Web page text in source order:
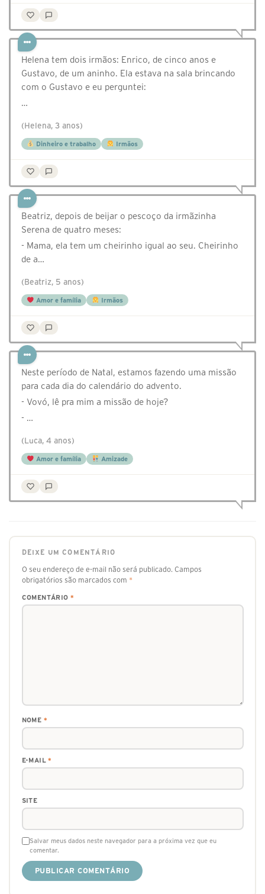
Helena tem dois irmãos: Enrico, de cinco anos e
Gustavo, de um aninho. Ela estava na sala brincando
com o Gustavo e eu perguntei:
…
(Helena, 3 anos)
Dinheiro e trabalho Irmãos
Beatriz, depois de beijar o pescoço da irmãzinha
Serena de quatro meses:
- Mama, ela tem um cheirinho igual ao seu. Cheirinho
de a…
(Beatriz, 5 anos)
Amor e família Irmãos
Neste período de Natal, estamos fazendo uma missão
para cada dia do calendário do advento.
- Vovó, lê pra mim a missão de hoje?
- …
(Luca, 4 anos)
Amor e família Amizade
DEIXE UM COMENTÁRIO
O seu endereço de e-mail não será publicado. Campos
obrigatórios são marcados com *
COMENTÁRIO *
NOME *
E-MAIL*
SITE
Salvar meus dados neste navegador para a próxima vez que eu
comentar.